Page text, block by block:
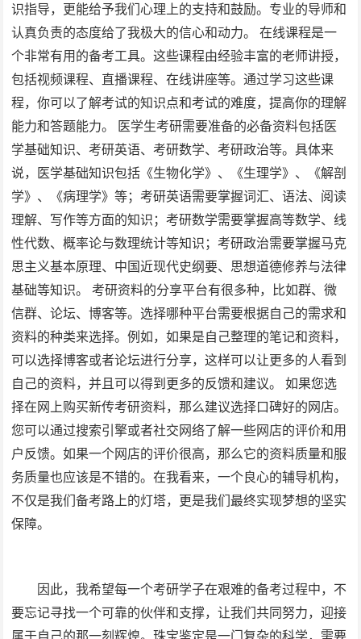
识指导，更能给予我们心理上的支持和鼓励。专业的导师和
认真负责的态度给了我极大的信心和动力。 在线课程是一
个非常有用的备考工具。这些课程由经验丰富的老师讲授，
包括视频课程、直播课程、在线讲座等。通过学习这些课
程，你可以了解考试的知识点和考试的难度，提高你的理解
能力和答题能力。 医学生考研需要准备的必备资料包括医
学基础知识、考研英语、考研数学、考研政治等。具体来
说，医学基础知识包括《生物化学》、《生理学》、《解剖
学》、《病理学》等；考研英语需要掌握词汇、语法、阅读
理解、写作等方面的知识；考研数学需要掌握高等数学、线
性代数、概率论与数理统计等知识；考研政治需要掌握马克
思主义基本原理、中国近现代史纲要、思想道德修养与法律
基础等知识。 考研资料的分享平台有很多种，比如群、微
信群、论坛、博客等。选择哪种平台需要根据自己的需求和
资料的种类来选择。例如，如果是自己整理的笔记和资料，
可以选择博客或者论坛进行分享，这样可以让更多的人看到
自己的资料，并且可以得到更多的反馈和建议。 如果您选
择在网上购买新传考研资料，那么建议选择口碑好的网店。
您可以通过搜索引擎或者社交网络了解一些网店的评价和用
户反馈。如果一个网店的评价很高，那么它的资料质量和服
务质量也应该是不错的。在我看来，一个良心的辅导机构，
不仅是我们备考路上的灯塔，更是我们最终实现梦想的坚实
保障。
因此，我希望每一个考研学子在艰难的备考过程中，不
要忘记寻找一个可靠的伙伴和支撑，让我们共同努力，迎接
属于自己的那一刻辉煌。珠宝鉴定是一门复杂的科学，需要